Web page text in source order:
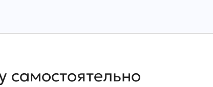
самостоятельно